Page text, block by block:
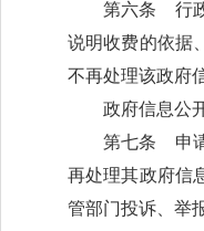
第六条 行政
说明收费的依据
不再处理该政府
政府信息公
第七条 申请
再处理其政府信
管部门投诉、举